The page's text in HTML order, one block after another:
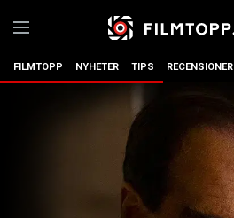
FILMTOPP NYHETER TIPS RECENSIONER